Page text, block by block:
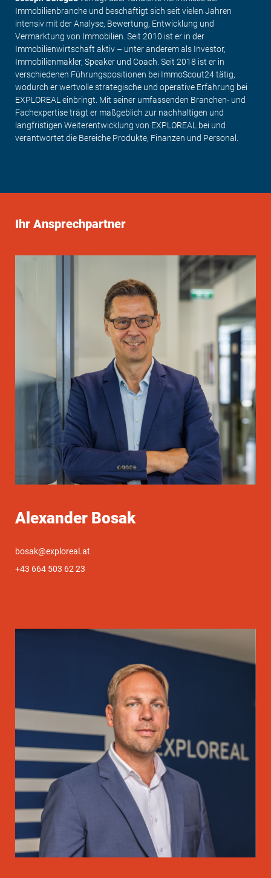
Immobilienbranche und beschäftigt sich seit vielen Jahren
intensiv mit der Analyse, Bewertung, Entwicklung und
Vermarktung von Immobilien. Seit 2010 ist er in der
Immobilienwirtschaft aktiv – unter anderem als Investor,
Immobilienmakler, Speaker und Coach. Seit 2018 ist er in
verschiedenen Führungspositionen bei ImmoScout24 tätig,
wodurch er wertvolle strategische und operative Erfahrung bei
EXPLOREAL einbringt. Mit seiner umfassenden Branchen- und
Fachexpertise trägt er maßgeblich zur nachhaltigen und
langfristigen Weiterentwicklung von EXPLOREAL bei und
verantwortet die Bereiche Produkte, Finanzen und Personal.
Ihr Ansprechpartner
Alexander Bosak
bosak@exploreal.at
+43 664 503 62 23